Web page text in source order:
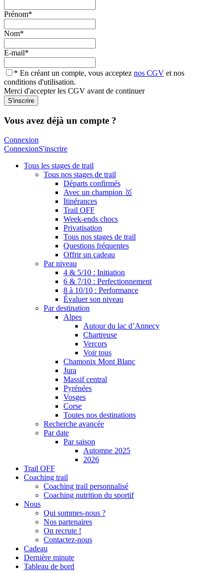
Prénom*
Nom*
E-mail*
* En créant un compte, vous acceptez nos CGV et nos
conditions d'utilisation.
Merci d'accepter les CGV avant de continuer
Vous avez déjà un compte ?
Connexion
ConnexionS'inscrire
Tous les stages de trail
Tous nos stages de trail
Départs confirmés
Avec un champion 🥇
Itinérances
Trail OFF
Week-ends chocs
Privatisation
Tous nos stages de trail
Questions fréquentes
Offrir un cadeau
Par niveau
4 & 5/10 : Initiation
6 & 7/10 : Perfectionnement
8 à 10/10 : Performance
Évaluer son niveau
Par destination
Alpes
Autour du lac d’Annecy
Chartreuse
Vercors
Voir tous
Chamonix Mont Blanc
Jura
Massif central
Pyrénées
Vosges
Corse
Toutes nos destinations
Recherche avancée
Par date
Par saison
Automne 2025
2026
Trail OFF
Coaching trail
Coaching trail personnalisé
Coaching nutrition du sportif
Nous
Qui sommes-nous ?
Nos partenaires
On recrute !
Contactez-nous
Cadeau
Dernière minute
Tableau de bord